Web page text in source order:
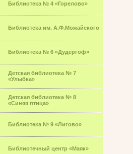
Библиотека № 4 «Горелово»
Библиотека им. А.Ф.Можайского
Библиотека № 6 «Дудергоф»
Детская библиотека № 7
«Улыбка»
Детская библиотека № 8
«Синяя птица»
Библиотека № 9 «Лигово»
Библиотечный центр «Маяк»